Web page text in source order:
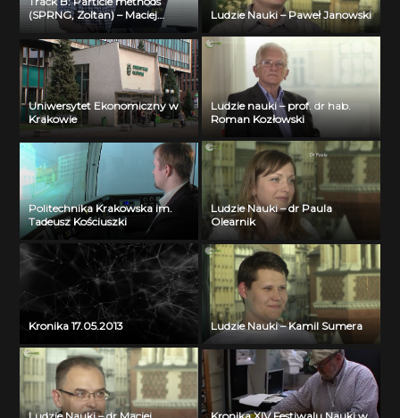
(SPRNG, Zoltan) – Maciej
Cytowski (ICM UW) – part 2
Ludzie Nauki – Paweł Janowski
Uniwersytet Ekonomiczny w
Krakowie
Ludzie nauki – prof. dr hab.
Roman Kozłowski
Politechnika Krakowska im.
Tadeusz Kościuszki
Ludzie Nauki – dr Paula
Olearnik
Kronika 17.05.2013 Ludzie Nauki – Kamil Sumera